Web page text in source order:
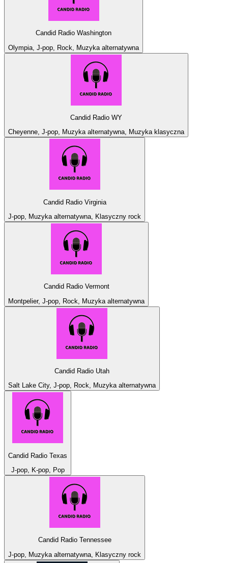
Candid Radio Washington
Olympia, J-pop, Rock, Muzyka alternatywna
Candid Radio WY
Cheyenne, J-pop, Muzyka alternatywna, Muzyka klasyczna
Candid Radio Virginia
J-pop, Muzyka alternatywna, Klasyczny rock
Candid Radio Vermont
Montpelier, J-pop, Rock, Muzyka alternatywna
Candid Radio Utah
Salt Lake City, J-pop, Rock, Muzyka alternatywna
Candid Radio Texas
J-pop, K-pop, Pop
Candid Radio Tennessee
J-pop, Muzyka alternatywna, Klasyczny rock